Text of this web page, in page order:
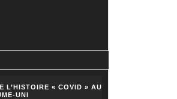
L’HISTOIRE « COVID » AU
UNI